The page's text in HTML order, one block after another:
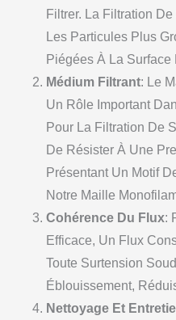
Filtrer. La Filtration
Les Particules Plus
Piégées À La Surface
Médium Filtrant: Le
Un Rôle Important
Pour La Filtration De
De Résister À Une
Présentant Un Motif
Notre Maille
Cohérence Du Flux:
Efficace, Un Flux
Toute Surtension
Éblouissement,
Nettoyage Et